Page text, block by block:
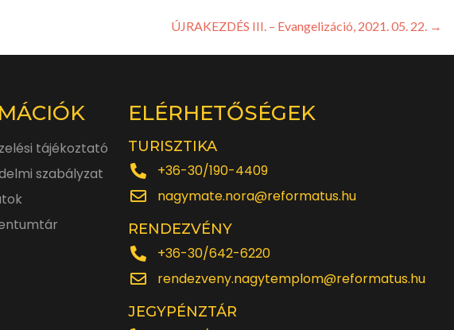
ÚJRAKEZDÉS III. – Evangelizáció, 2021. 05. 22. →
tájékoztató
szabályzat
ELÉRHETŐSÉGEK
TURISZTIKA
+36-30/190-4409
nagymate.nora@reformatus.hu
RENDEZVÉNY
+36-30/642-6220
rendezveny.nagytemplom@reformatus.hu
JEGYPÉNZTÁR